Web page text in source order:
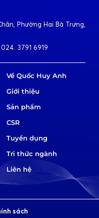
Phường Hai Bà Trưng,
024. 3791 6919
Về Quốc Huy Anh
Giới thiệu
Sản phẩm
CSR
Tuyển dụng
Tri thức ngành
Liên hệ
sách